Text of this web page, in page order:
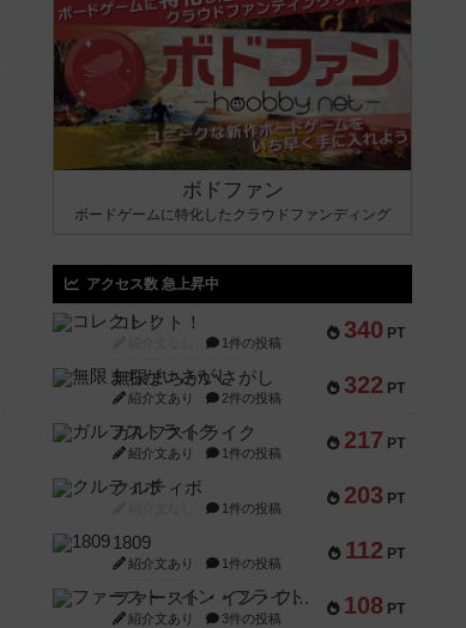
ボドファン
ボードゲームに特化したクラウドファンディング
アクセス数 急上昇中
340 PT
コレクト！
1件の投稿
322 PT
無限まちがいさがし
紹介文あり 2件の投稿
217 PT
ガルフストライク
紹介文あり 1件の投稿
203 PT
クルティボ
1件の投稿
112 PT
1809
紹介文あり 1件の投稿
108 PT
ファースト・イン・フライト
紹介文あり 3件の投稿